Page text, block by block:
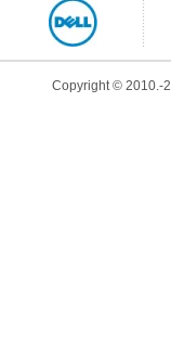
Copyright © 2010.-